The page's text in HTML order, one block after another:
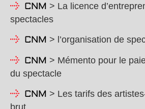
CNM > La licence
spectacles
CNM > l’organisation de
CNM > Mémento pour le
du spectacle
CNM > Les tarifs des
brut